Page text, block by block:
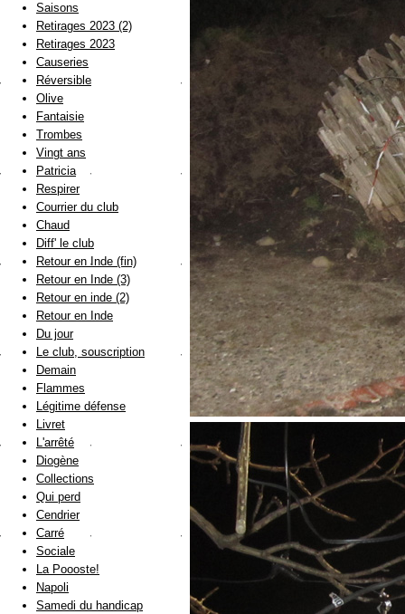
Saisons
Retirages 2023 (2)
Retirages 2023
Causeries
Réversible
Olive
Fantaisie
Trombes
Vingt ans
Patricia
Respirer
Courrier du club
Chaud
Diff' le club
Retour en Inde (fin)
Retour en Inde (3)
Retour en inde (2)
Retour en Inde
Du jour
Le club, souscription
Demain
Flammes
Légitime défense
Livret
L'arrêté
Diogène
Collections
Qui perd
Cendrier
Carré
Sociale
La Poooste!
Napoli
Samedi du handicap